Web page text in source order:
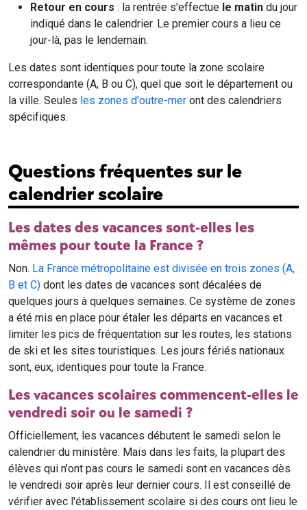
Retour en cours : la rentrée s'effectue le matin du jour
indiqué dans le calendrier. Le premier cours a lieu ce
jour-là, pas le lendemain.
Les dates sont identiques pour toute la zone scolaire
correspondante (A, B ou C), quel que soit le département ou
la ville. Seules les zones d'outre-mer ont des calendriers
spécifiques.
Questions fréquentes sur le
calendrier scolaire
Les dates des vacances sont-elles les
mêmes pour toute la France ?
Non. La France métropolitaine est divisée en trois zones (A,
B et C) dont les dates de vacances sont décalées de
quelques jours à quelques semaines. Ce système de zones
a été mis en place pour étaler les départs en vacances et
limiter les pics de fréquentation sur les routes, les stations
de ski et les sites touristiques. Les jours fériés nationaux
sont, eux, identiques pour toute la France.
Les vacances scolaires commencent-elles le
vendredi soir ou le samedi ?
Officiellement, les vacances débutent le samedi selon le
calendrier du ministère. Mais dans les faits, la plupart des
élèves qui n'ont pas cours le samedi sont en vacances dès
le vendredi soir après leur dernier cours. Il est conseillé de
vérifier avec l'établissement scolaire si des cours ont lieu le